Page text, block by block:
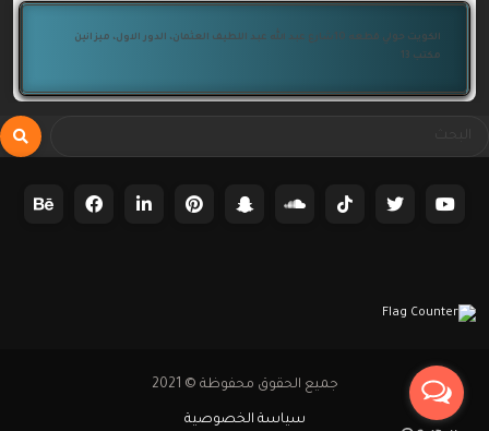
الكويت حولي قطعه 10شارع عبد الله عبد اللطيف العثمان، الدور الاول، ميزانين
مكتب 13
جميع الحقوق محفوظة © 2021
سياسة الخصوصية